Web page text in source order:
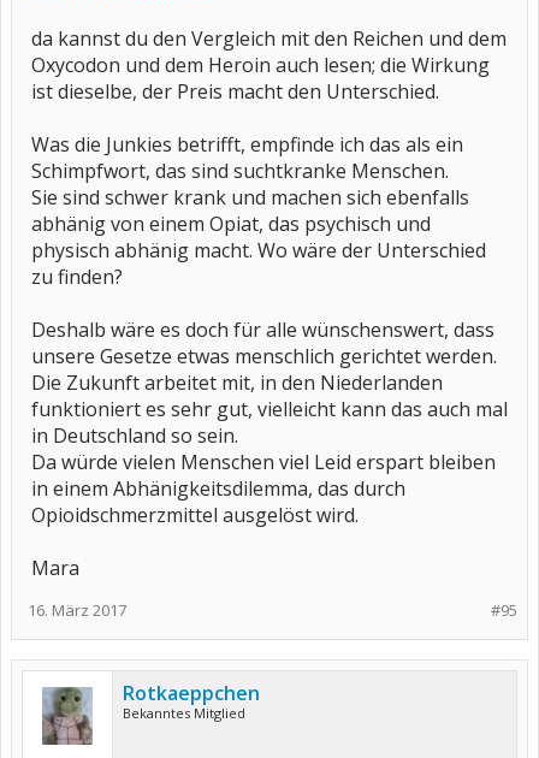
da kannst du den Vergleich mit den Reichen und dem
Oxycodon und dem Heroin auch lesen; die Wirkung
ist dieselbe, der Preis macht den Unterschied.
Was die Junkies betrifft, empfinde ich das als ein
Schimpfwort, das sind suchtkranke Menschen.
Sie sind schwer krank und machen sich ebenfalls
abhänig von einem Opiat, das psychisch und
physisch abhänig macht. Wo wäre der Unterschied
zu finden?
Deshalb wäre es doch für alle wünschenswert, dass
unsere Gesetze etwas menschlich gerichtet werden.
Die Zukunft arbeitet mit, in den Niederlanden
funktioniert es sehr gut, vielleicht kann das auch mal
in Deutschland so sein.
Da würde vielen Menschen viel Leid erspart bleiben
in einem Abhänigkeitsdilemma, das durch
Opioidschmerzmittel ausgelöst wird.
Mara
#95
16. März 2017
Rotkaeppchen
Bekanntes Mitglied